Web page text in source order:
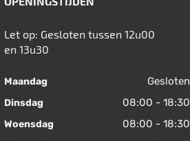
Let op: Gesloten tussen 12u00
en 13u30
Maandag Gesloten
Dinsdag 08:00 - 18:30
Woensdag 08:00 - 18:30